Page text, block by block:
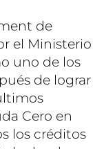
de
el Ministerio
uno de los
de lograr
Cero en
los créditos